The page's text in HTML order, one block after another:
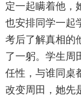
定一起瞒着他，
也安排同学一
考后了解真相的
了一躬。学生周
任性，与谁同桌
改变周田，她先